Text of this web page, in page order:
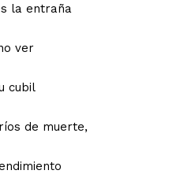
la entraña
ver
cubil
de muerte,